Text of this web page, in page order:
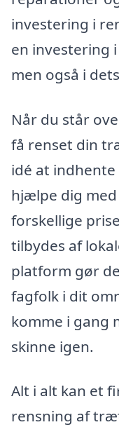
investering i
en investering
men også i
Når du står
få renset din
idé at
hjælpe dig
forskellige
tilbydes af
platform gør
fagfolk i dit
komme i gang
skinne igen.
Alt i alt kan et
rensning af